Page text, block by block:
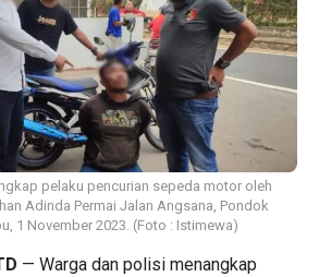
pelaku pencurian sepeda motor oleh
Adinda Permai Jalan Angsana, Pondok
1 November 2023. (Foto : Istimewa)
— Warga dan polisi menangkap